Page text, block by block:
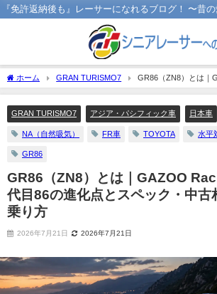
『免許返納後も』レーサーになれるブログ！ 〜昔
ホーム GRAN TURISMO7
GR86（ZN8）とは｜
代目86の進化点とスペック・中古相場・GT7での乗り方
GRAN TURISMO7 アジア・パシフィック車 日本車
NA（自然吸気） FR車 TOYOTA 水平
GR86
GR86（ZN8）とは｜GAZOO
代目86の進化点とスペック・中古
乗り方
2026年7月21日 2026年7月21日